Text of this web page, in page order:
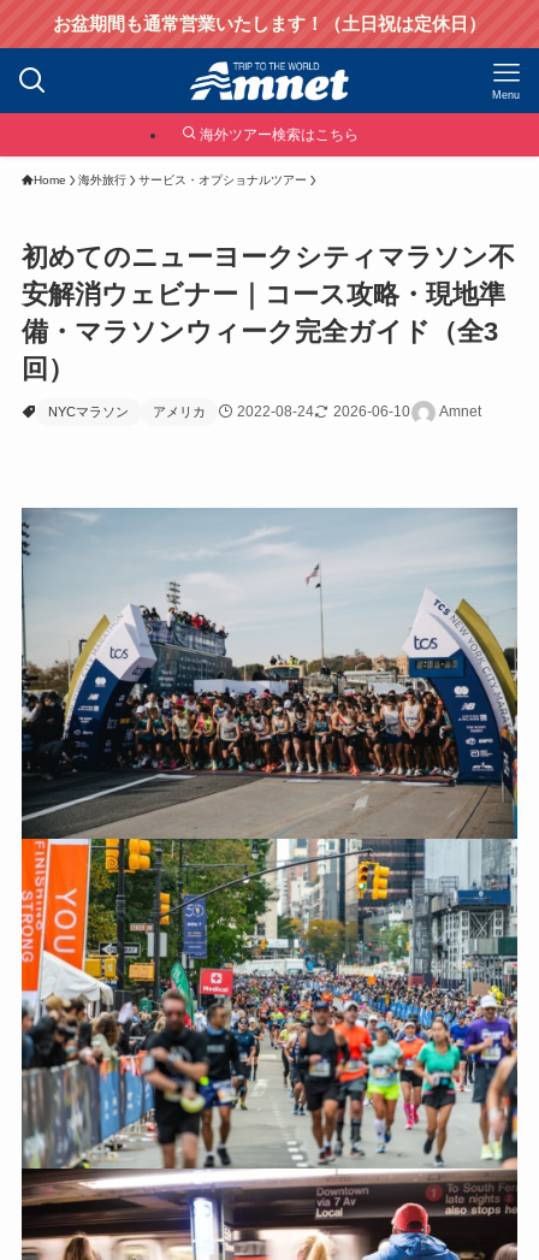
お盆期間も通常営業いたします！（土日祝は定休日）
Menu
海外ツアー検索はこちら
Home 海外旅行 サービス・オプショナルツアー
初めてのニューヨークシティマラソン不
安解消ウェビナー｜コース攻略・現地準
備・マラソンウィーク完全ガイド（全3
回）
NYCマラソン アメリカ 2022-08-24 2026-06-10 Amnet